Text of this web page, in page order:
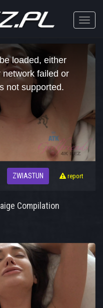
Toggle
loaded, either
network failed or
not supported.
ZWIASTUN report
Compilation